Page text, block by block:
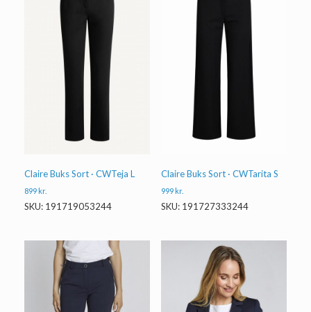
Claire Buks Sort · CWTeja L
899kr.
SKU: 191719053244
Claire Buks Sort · CWTarita S
999kr.
SKU: 191727333244